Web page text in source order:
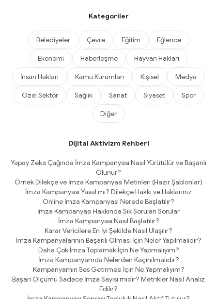
Kategoriler
Belediyeler Çevre Eğitim Eğlence
Ekonomi Haberleşme Hayvan Hakları
İnsan Hakları Kamu Kurumları Kişisel Medya
Özel Sektör Sağlık Sanat Siyaset Spor
Diğer
Dijital Aktivizm Rehberi
Yapay Zeka Çağında İmza Kampanyası Nasıl Yürütülür ve Başarılı
Olunur?
Örnek Dilekçe ve İmza Kampanyası Metinleri (Hazır Şablonlar)
İmza Kampanyası Yasal mı? Dilekçe Hakkı ve Haklarınız
Online İmza Kampanyası Nerede Başlatılır?
İmza Kampanyası Hakkında Sık Sorulan Sorular
İmza Kampanyası Nasıl Başlatılır?
Karar Vericilere En İyi Şekilde Nasıl Ulaşılır?
İmza Kampanyalarının Başarılı Olması İçin Neler Yapılmalıdır?
Daha Çok İmza Toplamak İçin Ne Yapmalıyım?
İmza Kampanyamda Nelerden Kaçınılmalıdır?
Kampanyamın Ses Getirmesi İçin Ne Yapmalıyım?
Başarı Ölçümü Sadece İmza Sayısı mıdır? Metrikler Nasıl Analiz
Edilir?